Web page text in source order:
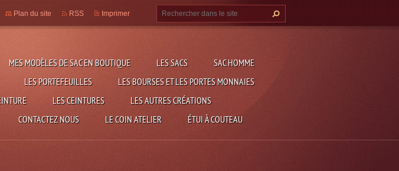
MES MODÈLES DE SAC EN BOUTIQUE LES SACS
SAC HOMME
LES PORTEFEUILLES
LES BOURSES ET LES PORTES MONNAIES
LES CEINTURES
LES AUTRES CRÉATIONS
CONTACTEZ NOUS LE COIN ATELIER ÉTUI À COUTEAU
Plan du site RSS Imprimer